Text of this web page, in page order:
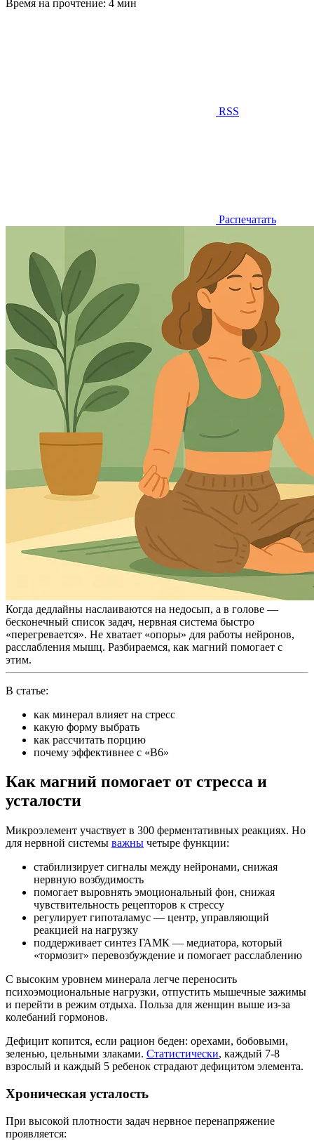
Время на прочтение: 4 мин
RSS
Распечатать
Когда дедлайны наслаиваются на недосып, а в голове —
бесконечный список задач, нервная система быстро
«перегревается». Не хватает «опоры» для работы нейронов,
расслабления мышц. Разбираемся, как магний помогает с
этим.
В статье:
как минерал влияет на стресс
какую форму выбрать
как рассчитать порцию
почему эффективнее с «B6»
Как магний помогает от стресса и
усталости
Микроэлемент участвует в 300 ферментативных реакциях. Но
для нервной системы важны четыре функции:
стабилизирует сигналы между нейронами, снижая
нервную возбудимость
помогает выровнять эмоциональный фон, снижая
чувствительность рецепторов к стрессу
регулирует гипоталамус — центр, управляющий
реакцией на нагрузку
поддерживает синтез ГАМК — медиатора, который
«тормозит» перевозбуждение и помогает расслаблению
С высоким уровнем минерала легче переносить
психоэмоциональные нагрузки, отпустить мышечные зажимы
и перейти в режим отдыха. Польза для женщин выше из-за
колебаний гормонов.
Дефицит копится, если рацион беден: орехами, бобовыми,
зеленью, цельными злаками. Статистически, каждый 7-8
взрослый и каждый 5 ребенок страдают дефицитом элемента.
Хроническая усталость
При высокой плотности задач нервное перенапряжение
проявляется: